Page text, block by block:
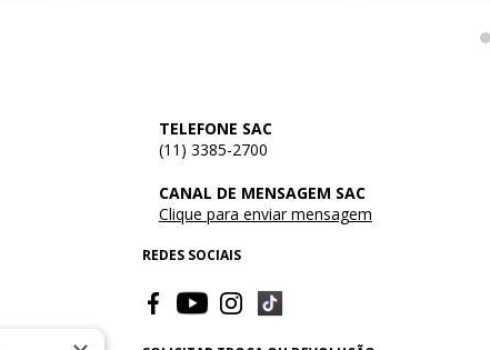
TELEFONE SAC
(11) 3385-2700
CANAL DE MENSAGEM SAC
Clique para enviar mensagem
REDES SOCIAIS